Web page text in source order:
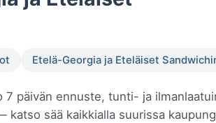
Etelä-Georgia ja Eteläiset
7 päivän ennuste, tunti- ja
katso sää kaikkialla suurissa